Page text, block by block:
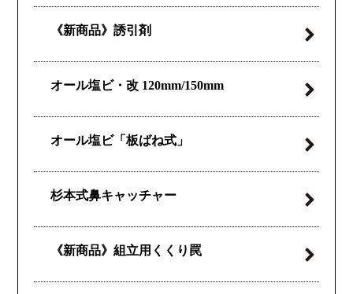
《新商品》誘引剤
オール塩ビ・改 120mm/150mm
オール塩ビ「板ばね式」
杉本式鼻キャッチャー
《新商品》 組立用くくり罠